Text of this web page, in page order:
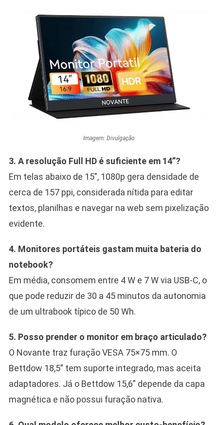
Imagem: Divulgação
3. A resolução Full HD é suficiente em 14”?
Em telas abaixo de 15”, 1080p gera densidade de
cerca de 157 ppi, considerada nítida para editar
textos, planilhas e navegar na web sem pixelização
evidente.
4. Monitores portáteis gastam muita bateria do
notebook?
Em média, consomem entre 4 W e 7 W via USB-C, o
que pode reduzir de 30 a 45 minutos da autonomia
de um ultrabook típico de 50 Wh.
5. Posso prender o monitor em braço articulado?
O Novante traz furação VESA 75×75 mm. O
Bettdow 18,5” tem suporte integrado, mas aceita
adaptadores. Já o Bettdow 15,6” depende da capa
magnética e não possui furação nativa.